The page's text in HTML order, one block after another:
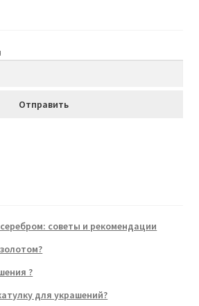
советы и рекомендации
?
для украшений?